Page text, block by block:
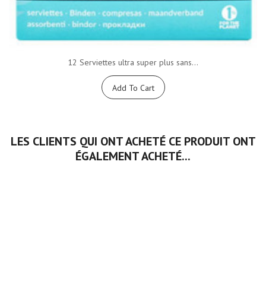
12 Serviettes ultra super plus sans...
Add To Cart
LES CLIENTS QUI ONT ACHETÉ CE PRODUIT ONT
ÉGALEMENT ACHETÉ...